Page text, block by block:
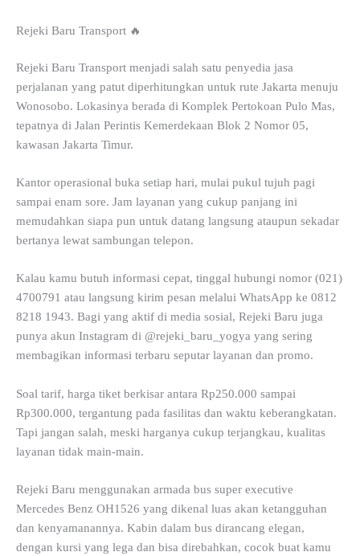
Rejeki Baru Transport 🔥
Rejeki Baru Transport menjadi salah satu penyedia jasa
perjalanan yang patut diperhitungkan untuk rute Jakarta menuju
Wonosobo. Lokasinya berada di Komplek Pertokoan Pulo Mas,
tepatnya di Jalan Perintis Kemerdekaan Blok 2 Nomor 05,
kawasan Jakarta Timur.
Kantor operasional buka setiap hari, mulai pukul tujuh pagi
sampai enam sore. Jam layanan yang cukup panjang ini
memudahkan siapa pun untuk datang langsung ataupun sekadar
bertanya lewat sambungan telepon.
Kalau kamu butuh informasi cepat, tinggal hubungi nomor (021)
4700791 atau langsung kirim pesan melalui WhatsApp ke 0812
8218 1943. Bagi yang aktif di media sosial, Rejeki Baru juga
punya akun Instagram di @rejeki_baru_yogya yang sering
membagikan informasi terbaru seputar layanan dan promo.
Soal tarif, harga tiket berkisar antara Rp250.000 sampai
Rp300.000, tergantung pada fasilitas dan waktu keberangkatan.
Tapi jangan salah, meski harganya cukup terjangkau, kualitas
layanan tidak main-main.
Rejeki Baru menggunakan armada bus super executive
Mercedes Benz OH1526 yang dikenal luas akan ketangguhan
dan kenyamanannya. Kabin dalam bus dirancang elegan,
dengan kursi yang lega dan bisa direbahkan, cocok buat kamu